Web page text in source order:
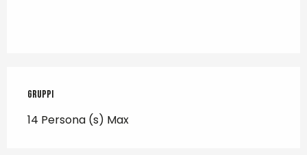
Gruppi
Gruppi
14 Persona (s) Max